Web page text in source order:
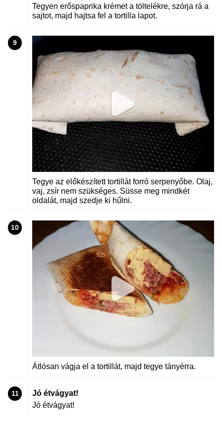
Tegyen erőspaprika krémet a töltelékre, szórja rá a
sajtot, majd hajtsa fel a tortilla lapot.
9
Tegye az előkészített tortillát forró serpenyőbe. Olaj,
vaj, zsír nem szükséges. Süsse meg mindkét
oldalát, majd szedje ki hűlni.
10
Átlósan vágja el a tortillát, majd tegye tányérra.
11
Jó étvágyat!
Jó étvágyat!